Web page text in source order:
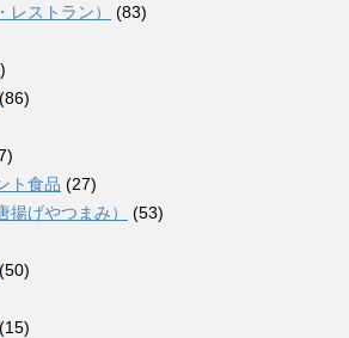
レストラン）
(83)
(86)
ト食品 (27)
揚げやつまみ）
(53)
(50)
(15)